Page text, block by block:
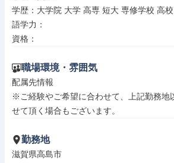
学歴：大学院 大学 高専 短大 専修学校 高校
語学力：
資格：
職場環境・雰囲気
配属先情報
※ご経験やご希望に合わせて、上記勤務地
せて頂く場合もございます。
勤務地
滋賀県高島市